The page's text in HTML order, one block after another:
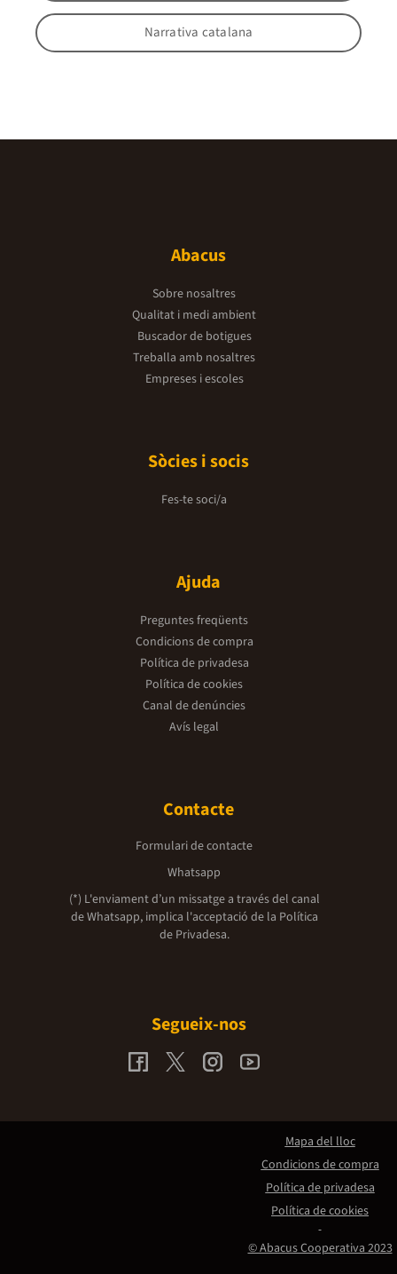
Narrativa catalana
Abacus
Sobre nosaltres
Qualitat i medi ambient
Buscador de botigues
Treballa amb nosaltres
Empreses i escoles
Sòcies i socis
Fes-te soci/a
Ajuda
Preguntes freqüents
Condicions de compra
Política de privadesa
Política de cookies
Canal de denúncies
Avís legal
Contacte
Formulari de contacte
Whatsapp
(*) L'enviament d’un missatge a través del canal
de Whatsapp, implica l'acceptació de la Política
de Privadesa.
Segueix-nos
© Abacus Cooperativa 2023
Mapa del lloc
Condicions de compra
Política de privadesa
Política de cookies